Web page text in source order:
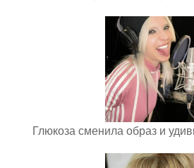
Глюкоза сменила образ и